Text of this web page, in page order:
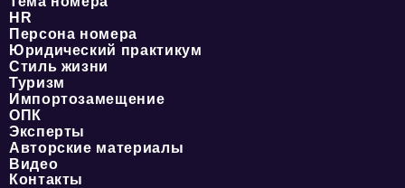
HR
Персона номера
Юридический практикум
Стиль жизни
Туризм
Импортозамещение
ОПК
Эксперты
Авторские материалы
Видео
Контакты